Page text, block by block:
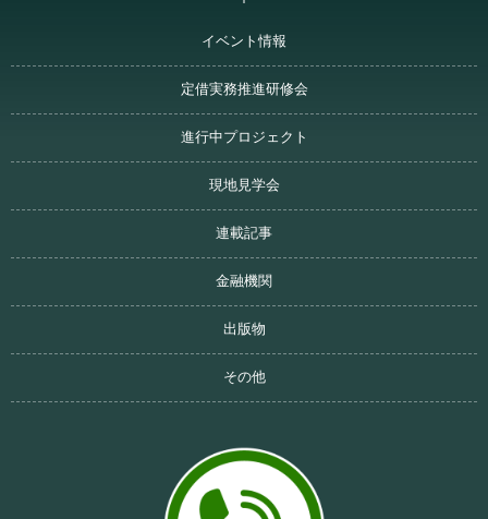
イベント情報
定借実務推進研修会
進行中プロジェクト
現地見学会
連載記事
金融機関
出版物
その他